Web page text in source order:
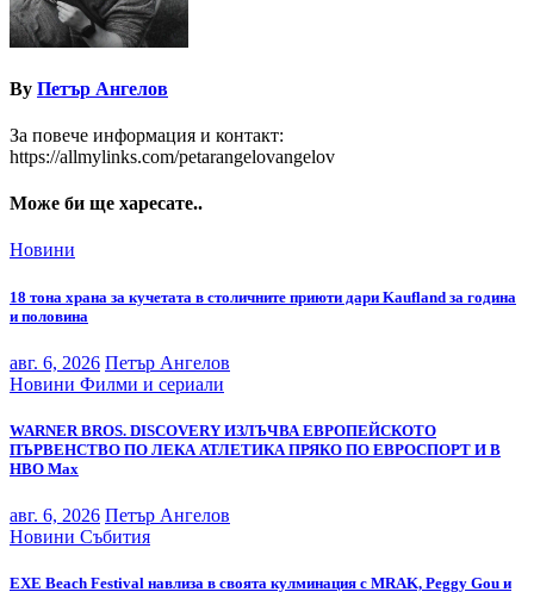
By Петър Ангелов
За повече информация и контакт:
https://allmylinks.com/petarangelovangelov
Може би ще харесате..
Новини
18 тона храна за кучетата в столичните приюти дари Kaufland за година
и половина
авг. 6, 2026 Петър Ангелов
Новини Филми и сериали
WARNER BROS. DISCOVERY ИЗЛЪЧВА ЕВРОПЕЙСКОТО
ПЪРВЕНСТВО ПО ЛЕКА АТЛЕТИКА ПРЯКО ПО ЕВРОСПОРТ И В
НВО Мах
авг. 6, 2026 Петър Ангелов
Новини Събития
EXE Beach Festival навлиза в своята кулминация с MRAK, Peggy Gou и